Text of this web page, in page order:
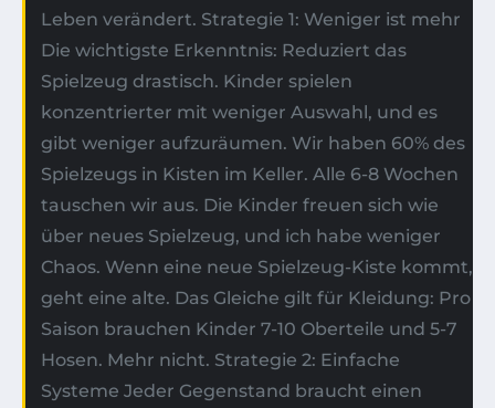
Leben verändert. Strategie 1: Weniger ist mehr
Die wichtigste Erkenntnis: Reduziert das
Spielzeug drastisch. Kinder spielen
konzentrierter mit weniger Auswahl, und es
gibt weniger aufzuräumen. Wir haben 60% des
Spielzeugs in Kisten im Keller. Alle 6-8 Wochen
tauschen wir aus. Die Kinder freuen sich wie
über neues Spielzeug, und ich habe weniger
Chaos. Wenn eine neue Spielzeug-Kiste kommt,
geht eine alte. Das Gleiche gilt für Kleidung: Pro
Saison brauchen Kinder 7-10 Oberteile und 5-7
Hosen. Mehr nicht. Strategie 2: Einfache
Systeme Jeder Gegenstand braucht einen